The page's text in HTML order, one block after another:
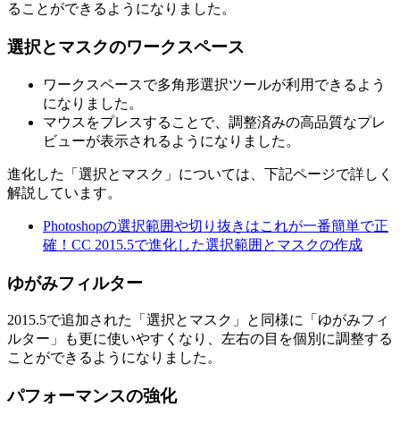
ることができるようになりました。
選択とマスクのワークスペース
ワークスペースで多角形選択ツールが利用できるよう
になりました。
マウスをプレスすることで、調整済みの高品質なプレ
ビューが表示されるようになりました。
進化した「選択とマスク」については、下記ページで詳しく
解説しています。
Photoshopの選択範囲や切り抜きはこれが一番簡単で正
確！CC 2015.5で進化した選択範囲とマスクの作成
ゆがみフィルター
2015.5で追加された「選択とマスク」と同様に「ゆがみフィ
ルター」も更に使いやすくなり、左右の目を個別に調整する
ことができるようになりました。
パフォーマンスの強化